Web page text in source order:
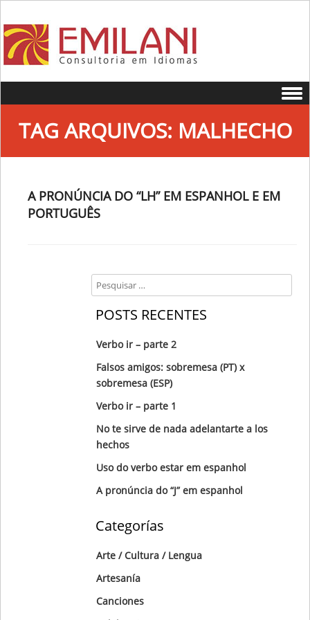
TAG ARQUIVOS: MALHECHO
A PRONÚNCIA DO “LH” EM ESPANHOL E EM
PORTUGUÊS
Search
POSTS RECENTES
Verbo ir – parte 2
Falsos amigos: sobremesa (PT) x
sobremesa (ESP)
Verbo ir – parte 1
No te sirve de nada adelantarte a los
hechos
Uso do verbo estar em espanhol
A pronúncia do “J” em espanhol
Categorías
Arte / Cultura / Lengua
Artesanía
Canciones